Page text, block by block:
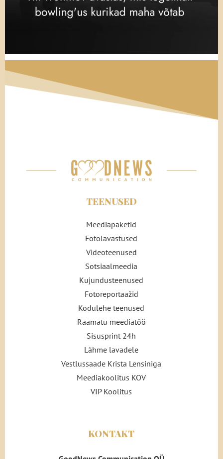
TEENUSED
Meediapaketid
Fotolavastused
Videoteenused
Sotsiaalmeedia
Kujundusteenused
Fotoreportaažid
Kodulehe teenused
Raamatu meediatöö
Sisusprint 24h
Lähme lavadele
Vestlussaade Krista Lensiniga
Meediakoolitus KOV
VIP Koolitus
KONTAKT